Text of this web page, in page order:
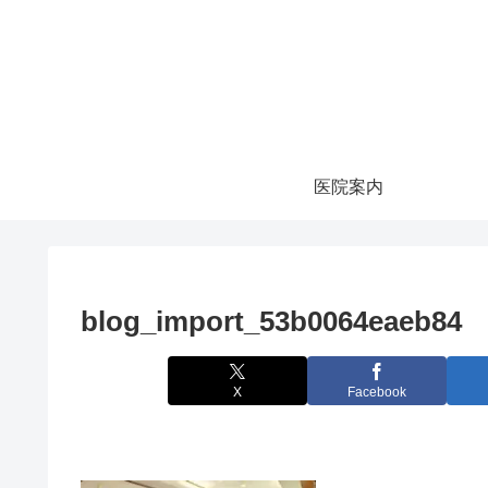
医院案内
blog_import_53b0064eaeb84
X Facebook